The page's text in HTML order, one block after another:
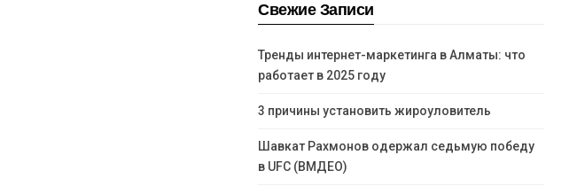
Свежие Записи
Тренды интернет-маркетинга в Алматы: что
работает в 2025 году
3 причины установить жироуловитель
Шавкат Рахмонов одержал седьмую победу
в UFC (ВМДЕО)